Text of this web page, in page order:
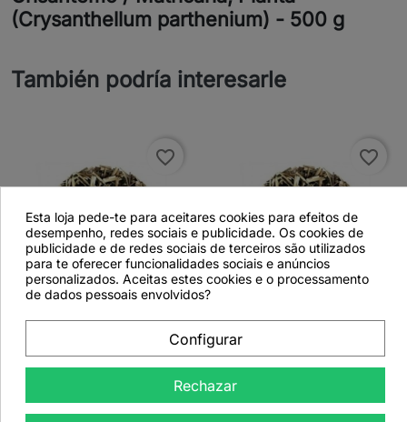
(Crysanthellum parthenium) - 500 g
También podría interesarle

favorite_border
parthenium) - 1 kg

favorite_border
Planta (Crysanthellum
parthenium) - 50 g
Esta loja pede-te para aceitares cookies para efeitos de
desempenho, redes sociais e publicidade. Os cookies de
publicidade e de redes sociais de terceiros são utilizados
para te oferecer funcionalidades sociais e anúncios
personalizados. Aceitas estes cookies e o processamento
de dados pessoais envolvidos?
Configurar
Rechazar